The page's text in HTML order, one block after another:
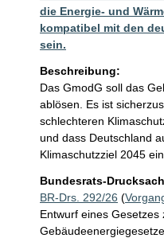
die Energie- und
kompatibel mit den
sein.
Beschreibung:
Das GmodG soll das
ablösen. Es ist
schlechteren
und dass Deutschland
Klimaschutzziel 2045
Bundesrats-
BR-Drs. 292/26 (
Entwurf eines